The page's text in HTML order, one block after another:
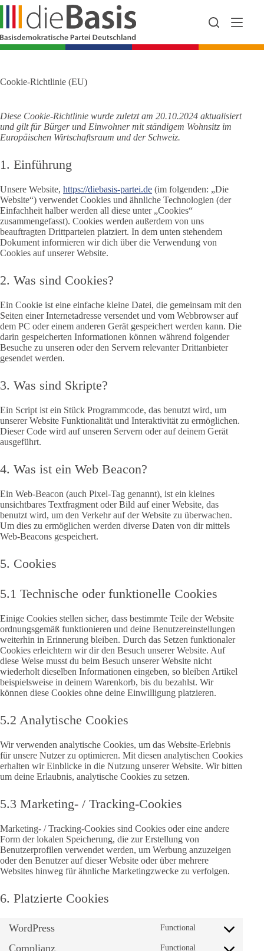
Zum
springen
Cookie-Richtlinie (EU)
Diese Cookie-Richtlinie wurde zuletzt am 20.10.2024 aktualisiert
und gilt für Bürger und Einwohner mit ständigem Wohnsitz im
Europäischen Wirtschaftsraum und der Schweiz.
1. Einführung
Unsere Website, https://diebasis-partei.de (im folgenden: „Die
Website“) verwendet Cookies und ähnliche Technologien (der
Einfachheit halber werden all diese unter „Cookies“
zusammengefasst). Cookies werden außerdem von uns
beauftragten Drittparteien platziert. In dem unten stehendem
Dokument informieren wir dich über die Verwendung von
Cookies auf unserer Website.
2. Was sind Cookies?
Ein Cookie ist eine einfache kleine Datei, die gemeinsam mit den
Seiten einer Internetadresse versendet und vom Webbrowser auf
dem PC oder einem anderen Gerät gespeichert werden kann. Die
darin gespeicherten Informationen können während folgender
Besuche zu unseren oder den Servern relevanter Drittanbieter
gesendet werden.
3. Was sind Skripte?
Ein Script ist ein Stück Programmcode, das benutzt wird, um
unserer Website Funktionalität und Interaktivität zu ermöglichen.
Dieser Code wird auf unseren Servern oder auf deinem Gerät
ausgeführt.
4. Was ist ein Web Beacon?
Ein Web-Beacon (auch Pixel-Tag genannt), ist ein kleines
unsichtbares Textfragment oder Bild auf einer Website, das
benutzt wird, um den Verkehr auf der Website zu überwachen.
Um dies zu ermöglichen werden diverse Daten von dir mittels
Web-Beacons gespeichert.
5. Cookies
5.1 Technische oder funktionelle Cookies
Einige Cookies stellen sicher, dass bestimmte Teile der Website
ordnungsgemäß funktionieren und deine Benutzereinstellungen
weiterhin in Erinnerung bleiben. Durch das Setzen funktionaler
Cookies erleichtern wir dir den Besuch unserer Website. Auf
diese Weise musst du beim Besuch unserer Website nicht
wiederholt dieselben Informationen eingeben, so bleiben Artikel
beispielsweise in deinem Warenkorb, bis du bezahlst. Wir
können diese Cookies ohne deine Einwilligung platzieren.
5.2 Analytische Cookies
Wir verwenden analytische Cookies, um das Website-Erlebnis
für unsere Nutzer zu optimieren. Mit diesen analytischen Cookies
erhalten wir Einblicke in die Nutzung unserer Website. Wir bitten
um deine Erlaubnis, analytische Cookies zu setzen.
5.3 Marketing- / Tracking-Cookies
Marketing- / Tracking-Cookies sind Cookies oder eine andere
Form der lokalen Speicherung, die zur Erstellung von
Benutzerprofilen verwendet werden, um Werbung anzuzeigen
oder den Benutzer auf dieser Website oder über mehrere
Websites hinweg für ähnliche Marketingzwecke zu verfolgen.
6. Platzierte Cookies
WordPress Functional
Consent
Complianz Functional